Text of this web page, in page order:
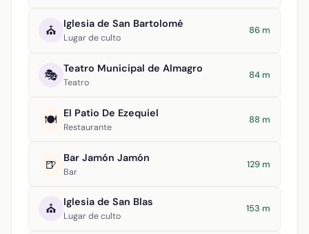
⛪ Iglesia de San Bartolomé
Lugar de culto
86 m
🎭 Teatro Municipal de Almagro
Teatro
84 m
🍽️ El Patio De Ezequiel
Restaurante
88 m
🍺 Bar Jamón Jamón
Bar
129 m
⛪ Iglesia de San Blas
Lugar de culto
153 m